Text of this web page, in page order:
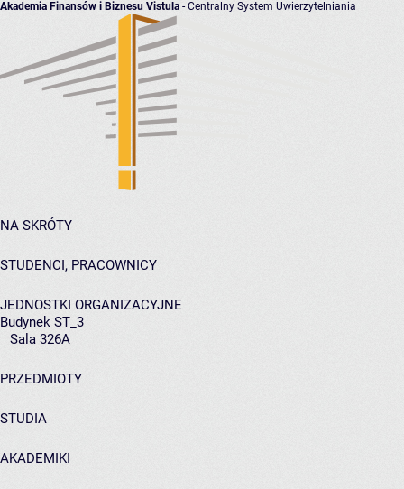
Akademia Finansów i Biznesu Vistula - Centralny System Uwierzytelniania
NA SKRÓTY
STUDENCI, PRACOWNICY
JEDNOSTKI ORGANIZACYJNE
Budynek ST_3
Sala 326A
PRZEDMIOTY
STUDIA
AKADEMIKI